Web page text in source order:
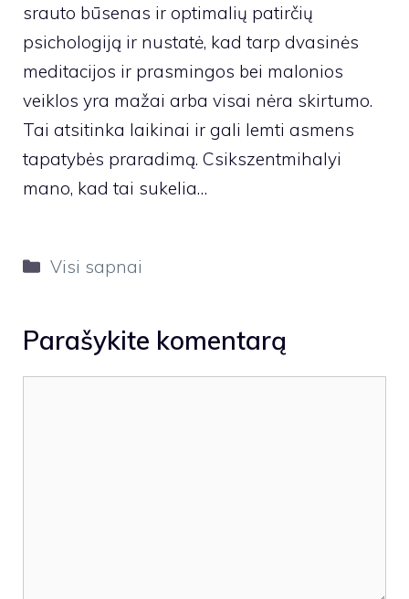
srauto būsenas ir optimalių patirčių
psichologiją ir nustatė, kad tarp dvasinės
meditacijos ir prasmingos bei malonios
veiklos yra mažai arba visai nėra skirtumo.
Tai atsitinka laikinai ir gali lemti asmens
tapatybės praradimą. Csikszentmihalyi
mano, kad tai sukelia…
Kategorijos
Visi sapnai
Parašykite komentarą